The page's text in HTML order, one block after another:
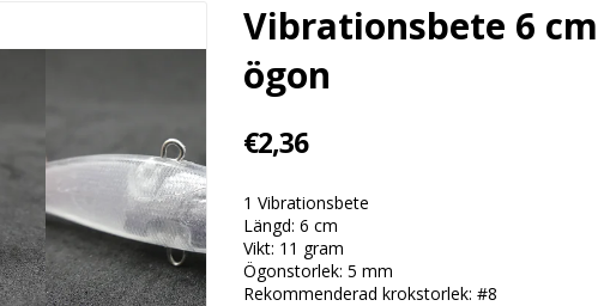
Vibrationsbete 6
ögon
€2,36
1 Vibrationsbete
Längd: 6 cm
Vikt: 11 gram
Ögonstorlek: 5 mm
Rekommenderad krokstorlek: #8